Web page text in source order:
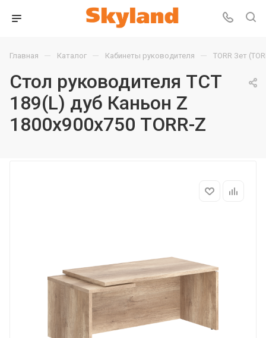
Главная — Каталог — Кабинеты руководителя — TORR Зет
Стол руководителя TCT
189(L) дуб Каньон Z
1800х900х750 TORR-Z